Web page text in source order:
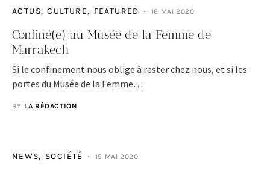
ACTUS CULTURE FEATURED 16 MAI 2020
Confiné(e) au Musée de la Femme de
Marrakech
Si le confinement nous oblige à rester chez nous, et si les
portes du Musée de la Femme…
BY LA RÉDACTION
NEWS SOCIÉTÉ 15 MAI 2020